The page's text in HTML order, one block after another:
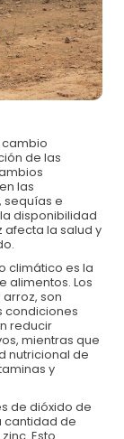
de un infante.
una niña o niño y
cambio
de las
las
sequías e
disponibilidad
afecta la salud y
climático es la
alimentos. Los
son
condiciones
reducir
mientras que
nutricional de
y
de dióxido de
cantidad de